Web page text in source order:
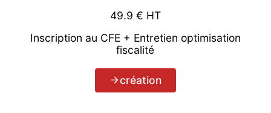
49.9 € HT
Inscription au CFE + Entretien optimisation
fiscalité
création